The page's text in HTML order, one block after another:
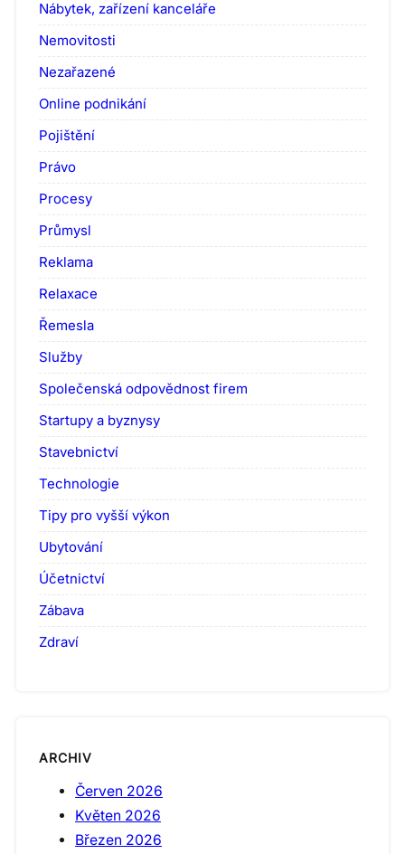
Nábytek, zařízení kanceláře
Nemovitosti
Nezařazené
Online podnikání
Pojištění
Právo
Procesy
Průmysl
Reklama
Relaxace
Řemesla
Služby
Společenská odpovědnost firem
Startupy a byznysy
Stavebnictví
Technologie
Tipy pro vyšší výkon
Ubytování
Účetnictví
Zábava
Zdraví
ARCHIV
Červen 2026
Květen 2026
Březen 2026